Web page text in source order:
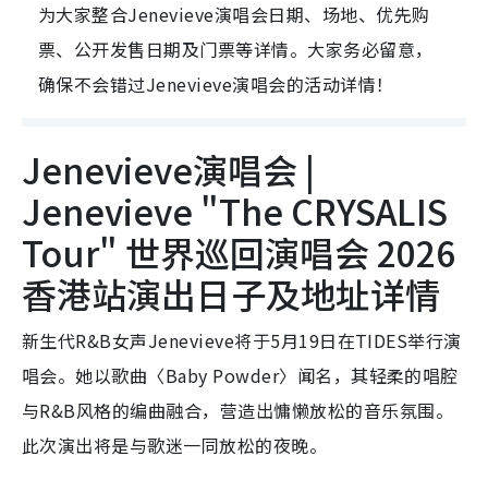
为大家整合Jenevieve演唱会日期、场地、优先购
票、公开发售日期及门票等详情。大家务必留意，
确保不会错过Jenevieve演唱会的活动详情！
Jenevieve演唱会 |
Jenevieve "The CRYSALIS
Tour" 世界巡回演唱会 2026
香港站演出日子及地址详情
新生代R&B女声Jenevieve将于5月19日在TIDES举行演
唱会。她以歌曲〈Baby Powder〉闻名，其轻柔的唱腔
与R&B风格的编曲融合，营造出慵懒放松的音乐氛围。
此次演出将是与歌迷一同放松的夜晚。